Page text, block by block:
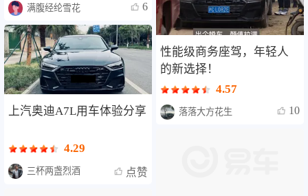
满腹经纶雪花 6
上汽奥迪A7L用车体验分享
4.29
三杯两盏烈酒 点赞
性能级商务座驾，年轻人
的新选择！
4.57
落落大方花生 10